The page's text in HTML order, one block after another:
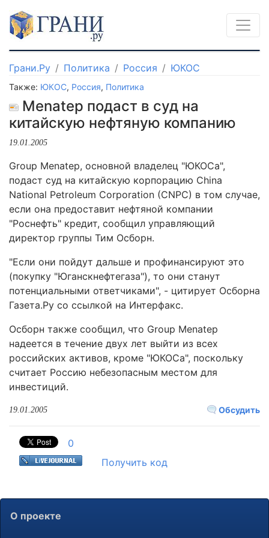
Грани.Ру Политика Россия ЮКОС
Также: ЮКОС, Россия, Политика
Menatep подаст в суд на
китайскую нефтяную компанию
19.01.2005
Group Menatep, основной владелец "ЮКОСа",
подаст суд на китайскую корпорацию China
National Petroleum Corporation (CNPC) в том случае,
если она предоставит нефтяной компании
"Роснефть" кредит, сообщил управляющий
директор группы Тим Осборн.
"Если они пойдут дальше и профинансируют это
(покупку "Юганскнефтегаза"), то они станут
потенциальными ответчиками", - цитирует Осборна
Газета.Ру со ссылкой на Интерфакс.
Осборн также сообщил, что Group Menatep
надеется в течение двух лет выйти из всех
российских активов, кроме "ЮКОСа", поскольку
считает Россию небезопасным местом для
инвестиций.
Обсудить
19.01.2005
0
Получить код
О проекте